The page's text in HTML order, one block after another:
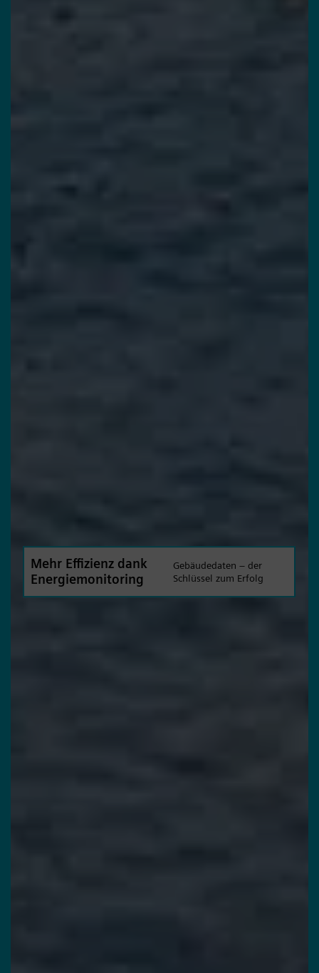
Mehr Effizienz dank
Energiemonitoring
Gebäudedaten – der
Schlüssel zum Erfolg